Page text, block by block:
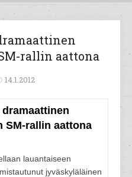
rallin aattona
14.1.2012
SM-rallin aattona
lauantaiseen
jyväskyläläinen